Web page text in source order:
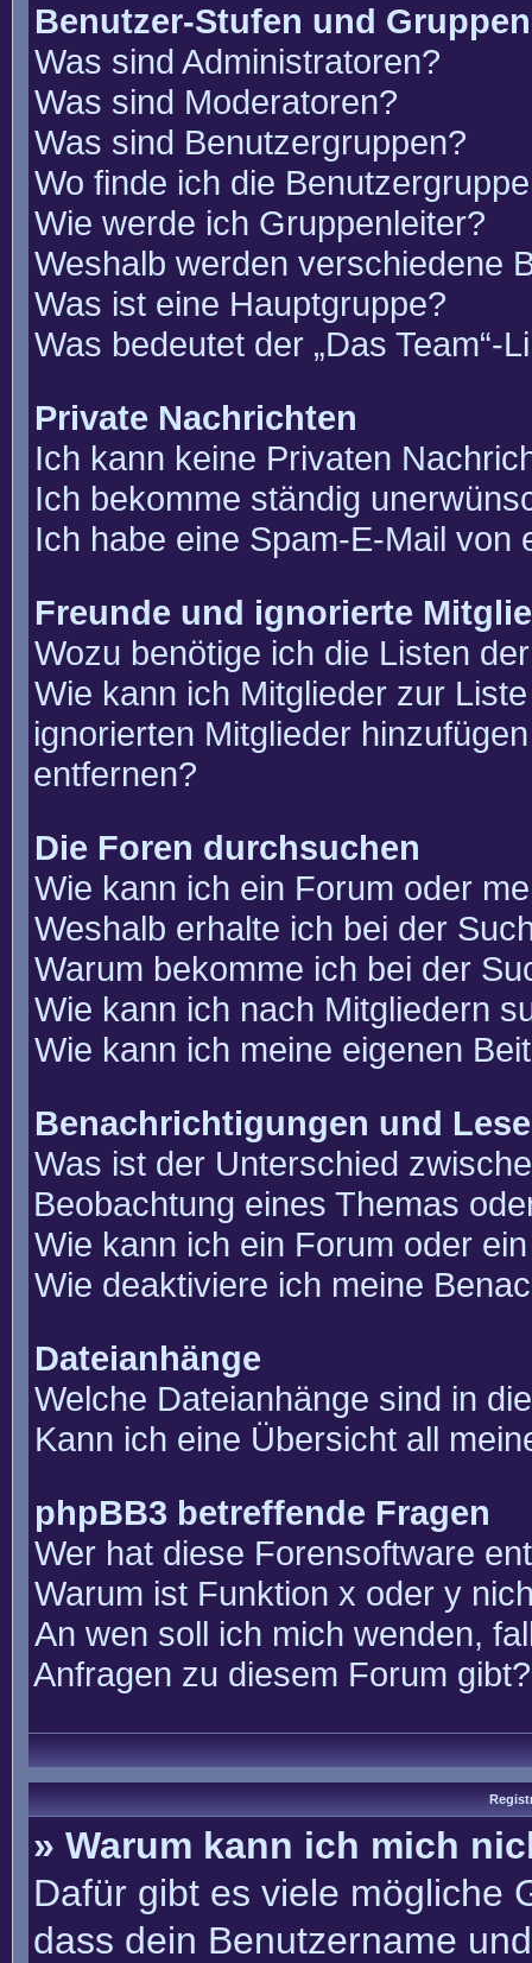
Benutzer-Stufen und Gruppen
Was sind Administratoren?
Was sind Moderatoren?
Was sind Benutzergruppen?
Wo finde ich die
Wie werde ich Gruppenleiter?
Weshalb werden verschiedene
Was ist eine Hauptgruppe?
Was bedeutet der „Das Team“-
Private Nachrichten
Ich kann keine Privaten
Ich bekomme ständig
Ich habe eine Spam-E-Mail von
Freunde und ignorierte
Wozu benötige ich die Listen
Wie kann ich Mitglieder zur
ignorierten Mitglieder
entfernen?
Die Foren durchsuchen
Wie kann ich ein Forum oder
Weshalb erhalte ich bei der
Warum bekomme ich bei der
Wie kann ich nach Mitgliedern
Wie kann ich meine eigenen
Benachrichtigungen und
Was ist der Unterschied
Beobachtung eines Themas
Wie kann ich ein Forum oder
Wie deaktiviere ich meine
Dateianhänge
Welche Dateianhänge sind in
Kann ich eine Übersicht all
phpBB3 betreffende Fragen
Wer hat diese Forensoftware
Warum ist Funktion x oder y
An wen soll ich mich wenden,
Anfragen zu diesem Forum gibt?
» Warum kann ich mich
Dafür gibt es viele mögliche
dass dein Benutzername